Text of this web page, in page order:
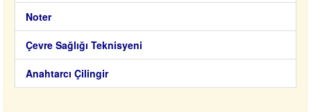
Noter
Çevre Sağlığı Teknisyeni
Anahtarcı Çilingir